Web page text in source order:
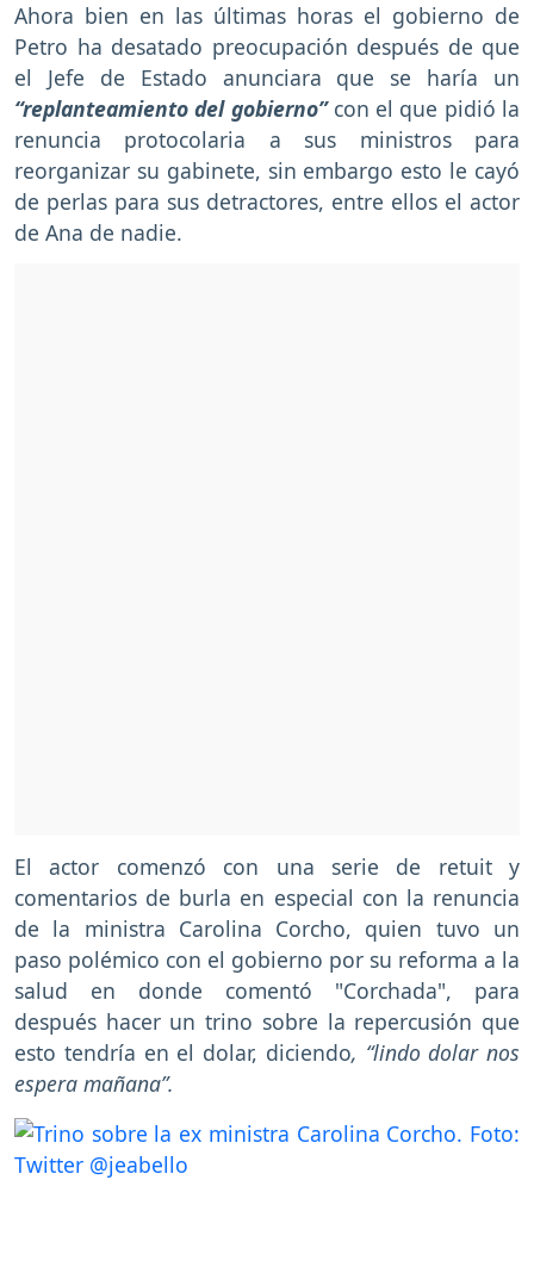
Ahora bien en las últimas horas el gobierno de
Petro ha desatado preocupación después de que
el Jefe de Estado anunciara que se haría un
“replanteamiento del gobierno”con el que pidió la
renuncia protocolaria a sus ministros para
reorganizar su gabinete, sin embargo esto le cayó
de perlas para sus detractores, entre ellos el actor
de Ana de nadie.
El actor comenzó con una serie de retuit y
comentarios de burla en especial con la renuncia
de la ministra Carolina Corcho, quien tuvo un
paso polémico con el gobierno por su reforma a la
salud en donde comentó "Corchada", para
después hacer un trino sobre la repercusión que
esto tendría en el dolar, diciendo, “lindo dolar nos
espera mañana”.